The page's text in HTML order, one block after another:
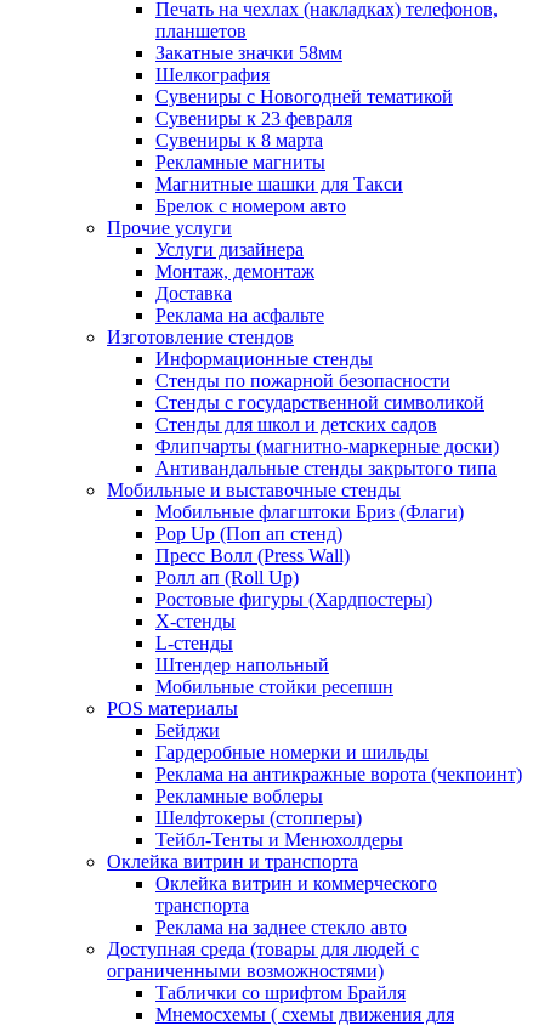
Печать на чехлах (накладках) телефонов,
планшетов
Закатные значки 58мм
Шелкография
Сувениры с Новогодней тематикой
Сувениры к 23 февраля
Сувениры к 8 марта
Рекламные магниты
Магнитные шашки для Такси
Брелок с номером авто
Прочие услуги
Услуги дизайнера
Монтаж, демонтаж
Доставка
Реклама на асфальте
Изготовление стендов
Информационные стенды
Стенды по пожарной безопасности
Стенды с государственной символикой
Стенды для школ и детских садов
Флипчарты (магнитно-маркерные доски)
Антивандальные стенды закрытого типа
Мобильные и выставочные стенды
Мобильные флагштоки Бриз (Флаги)
Pop Up (Поп ап стенд)
Пресс Волл (Press Wall)
Ролл ап (Roll Up)
Ростовые фигуры (Хардпостеры)
X-стенды
L-стенды
Штендер напольный
Мобильные стойки ресепшн
POS материалы
Бейджи
Гардеробные номерки и шильды
Реклама на антикражные ворота (чекпоинт)
Рекламные воблеры
Шелфтокеры (стопперы)
Тейбл-Тенты и Менюхолдеры
Оклейка витрин и транспорта
Оклейка витрин и коммерческого
транспорта
Реклама на заднее стекло авто
Доступная среда (товары для людей с
ограниченными возможностями)
Таблички со шрифтом Брайля
Мнемосхемы ( схемы движения для